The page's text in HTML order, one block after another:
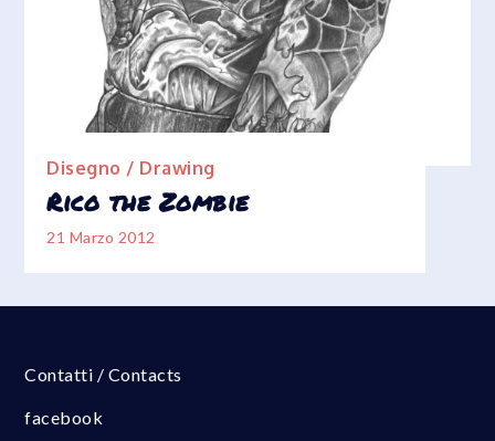
Disegno / Drawing
Rico the Zombie
21 Marzo 2012
Contatti / Contacts
facebook